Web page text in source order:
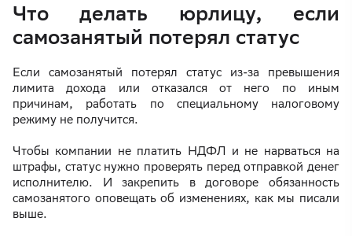
Что делать юрлицу, если
самозанятый потерял статус
Если самозанятый потерял статус из-за превышения
лимита дохода или отказался от него по иным
причинам, работать по специальному налоговому
режиму не получится.
Чтобы компании не платить НДФЛ и не нарваться на
штрафы, статус нужно проверять перед отправкой денег
исполнителю. И закрепить в договоре обязанность
самозанятого оповещать об изменениях, как мы писали
выше.